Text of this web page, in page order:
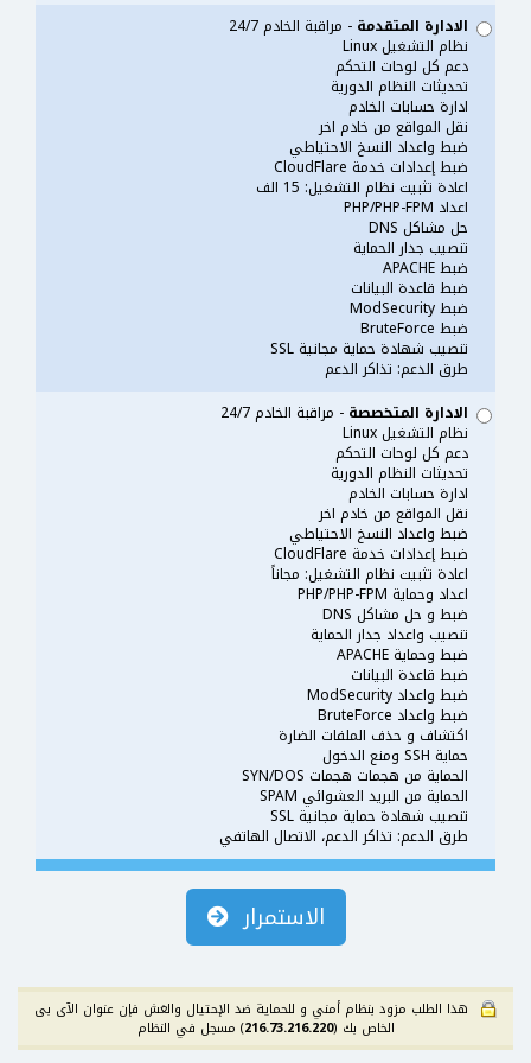
الادارة المتقدمة - مراقبة الخادم 24/7
نظام التشغيل Linux
دعم كل لوحات التحكم
تحديثات النظام الدورية
ادارة حسابات الخادم
نقل المواقع من خادم اخر
ضبط واعداد النسخ الاحتياطي
ضبط إعدادات خدمة CloudFlare
اعادة تثبيت نظام التشغيل: 15 الف
اعداد PHP/PHP-FPM
حل مشاكل DNS
تنصيب جدار الحماية
ضبط APACHE
ضبط قاعدة البيانات
ضبط ModSecurity
ضبط BruteForce
تنصيب شهادة حماية مجانية SSL
طرق الدعم: تذاكر الدعم
الادارة المتخصصة - مراقبة الخادم 24/7
نظام التشغيل Linux
دعم كل لوحات التحكم
تحديثات النظام الدورية
ادارة حسابات الخادم
نقل المواقع من خادم اخر
ضبط واعداد النسخ الاحتياطي
ضبط إعدادات خدمة CloudFlare
اعادة تثبيت نظام التشغيل: مجاناً
اعداد وحماية PHP/PHP-FPM
ضبط و حل مشاكل DNS
تنصيب واعداد جدار الحماية
ضبط وحماية APACHE
ضبط قاعدة البيانات
ضبط واعداد ModSecurity
ضبط واعداد BruteForce
اكتشاف و حذف الملفات الضارة
حماية SSH ومنع الدخول
الحماية من هجمات هجمات SYN/DOS
الحماية من البريد العشوائي SPAM
تنصيب شهادة حماية مجانية SSL
طرق الدعم: تذاكر الدعم، الاتصال الهاتفي
الاستمرار
هذا الطلب مزود بنظام أمني و للحماية ضد الإحتيال والغش فإن عنوان الآى بى
الخاص بك (216.73.216.220) مسجل في النظام